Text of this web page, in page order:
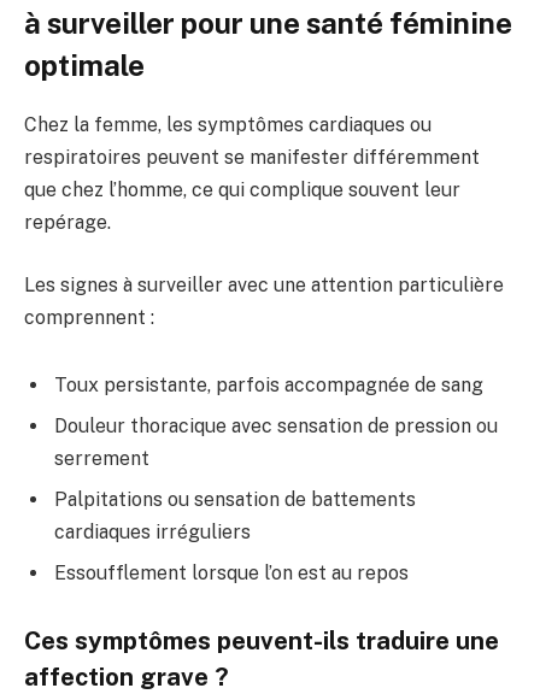
à surveiller pour une santé féminine
optimale
Chez la femme, les symptômes cardiaques ou
respiratoires peuvent se manifester différemment
que chez l’homme, ce qui complique souvent leur
repérage.
Les signes à surveiller avec une attention particulière
comprennent :
Toux persistante, parfois accompagnée de sang
Douleur thoracique avec sensation de pression ou
serrement
Palpitations ou sensation de battements
cardiaques irréguliers
Essoufflement lorsque l’on est au repos
Ces symptômes peuvent-ils traduire une
affection grave ?